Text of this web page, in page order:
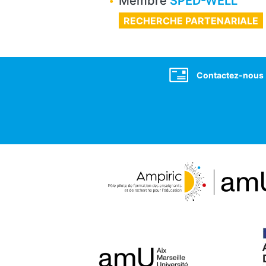
RECHERCHE PARTENARIALE
SocialContactez-nous